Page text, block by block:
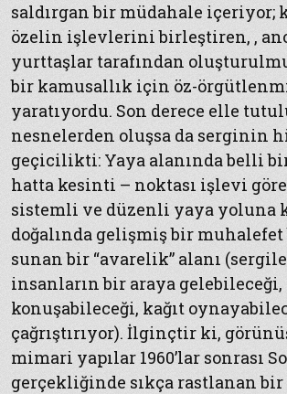
saldırgan bir müdahale içeriyor;
özelin işlevlerini birleştiren, ,
yurttaşlar tarafından
bir kamusallık için öz-
yaratıyordu. Son derece elle
nesnelerden oluşsa da serginin
geçicilikti: Yaya alanında belli
hatta kesinti – noktası işlevi
sistemli ve düzenli yaya yoluna
doğalında gelişmiş bir
sunan bir “avarelik” alanı
insanların bir araya
konuşabileceği, kağıt
çağrıştırıyor). İlginçtir ki,
mimari yapılar 1960’lar sonrası
gerçekliğinde sıkça rastlanan